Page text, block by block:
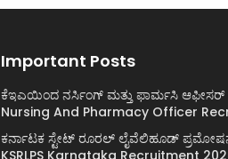
Important Posts
ಕೆಇಎಯಿಂದ ನರ್ಸಿಂಗ್ ಮತ್ತು ಫಾರ್ಮಸಿ ಆಫೀಸರ್
Nursing And Pharmacy Officer
ಕರ್ನಾಟಕ ಸ್ಟೇಟ್ ರೂರಲ್ ಲೈವೆಲಿಹೂಡ್
KSRLPS Karnataka Recruitment